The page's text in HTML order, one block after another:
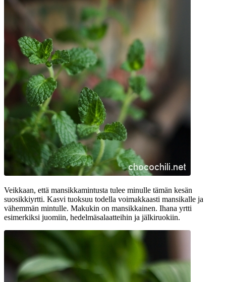
Veikkaan, että mansikkamintusta tulee minulle tämän kesän
suosikkiyrtti. Kasvi tuoksuu todella voimakkaasti mansikalle ja
vähemmän mintulle. Makukin on mansikkainen. Ihana yrtti
esimerkiksi juomiin, hedelmäsalaatteihin ja jälkiruokiin.